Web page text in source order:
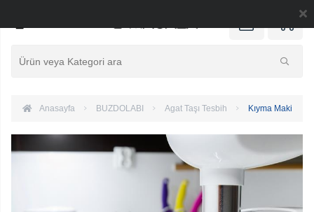
Anasayfa BUZDOLABI Agat Taşı Tesbih Kıyma Makinesi